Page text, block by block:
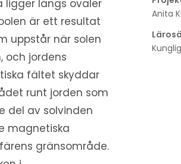
ligger längs ovaler
är ett resultat
uppstår när solen
och jordens
fältet skyddar
runt jorden som
del av solvinden
magnetiska
gränsområde.
Anita